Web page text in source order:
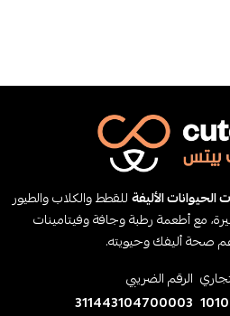
الأليفةللقطط والكلاب والطيور
مع أطعمة رطبة وجافة وفيتامينات
صحة أليفك وحيويته.
الرقم الضريبي
311443104700003